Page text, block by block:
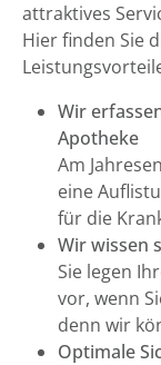
attraktives
Hier finden Sie
Wir
Apotheke
Am
eine
für die
Wir wissen
Sie legen
vor, wenn
denn wir
Optimale